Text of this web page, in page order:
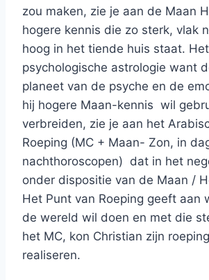
zou maken, zie je aan de Maan
hogere kennis die zo sterk, vlak
hoog in het tiende huis staat.
psychologische astrologie want
planeet van de psyche en de
hij hogere Maan-kennis wil
verbreiden, zie je aan het
Roeping (MC + Maan- Zon, in
nachthoroscopen) dat in het
onder dispositie van de Maan /
Het Punt van Roeping geeft aan
de wereld wil doen en met die
het MC, kon Christian zijn
realiseren.